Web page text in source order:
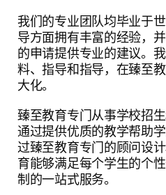
我们的专业团队均毕业于
导方面拥有丰富的经验，
的申请提供专业的建议。
料、指导和指导，在臻至
大化。
臻至教育专门从事学校招
通过提供优质的教学帮助
过臻至教育专门的顾问设
育能够满足每个学生的个
制的一站式服务。